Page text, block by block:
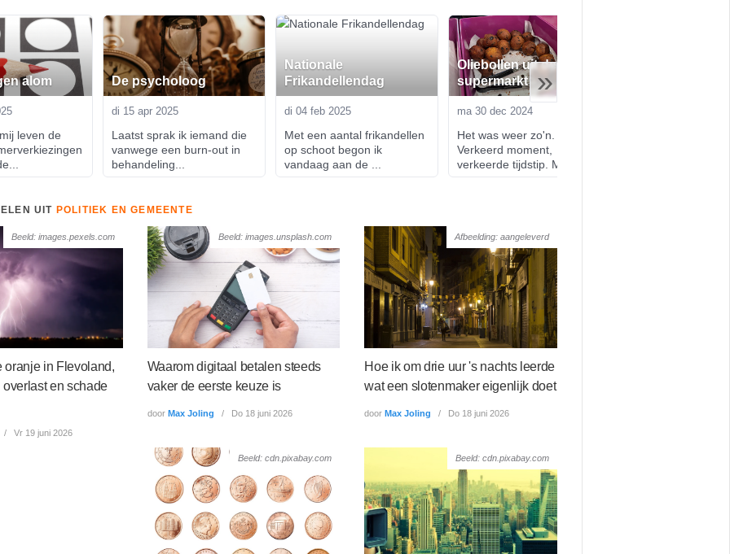
alom
leven de
De psycholoog
di 15 apr 2025
Laatst sprak ik iemand die
vanwege een burn-out in
behandeling...
Nationale
Frikandellendag
di 04 feb 2025
Met een aantal frikandellen
op schoot begon ik
vandaag aan de ...
Oliebollen uit de
supermarkt
ma 30 dec 2024
Het was weer zo'n. dag.
Verkeerd moment,
verkeerde tijdstip. M...
»
UIT POLITIEK EN GEMEENTE
Beeld: images.pexels.com
oranje in Flevoland,
overlast en schade
Vr 19 juni 2026
Beeld: images.unsplash.com
Waarom digitaal betalen steeds
vaker de eerste keuze is
door Max Joling Do 18 juni 2026
Afbeelding: aangeleverd
Hoe ik om drie uur 's nachts leerde
wat een slotenmaker eigenlijk doet
door Max Joling Do 18 juni 2026
Beeld: cdn.pixabay.com Beeld: cdn.pixabay.com